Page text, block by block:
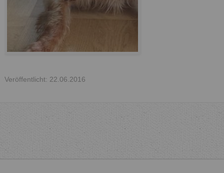
Veröffentlicht: 22.06.2016